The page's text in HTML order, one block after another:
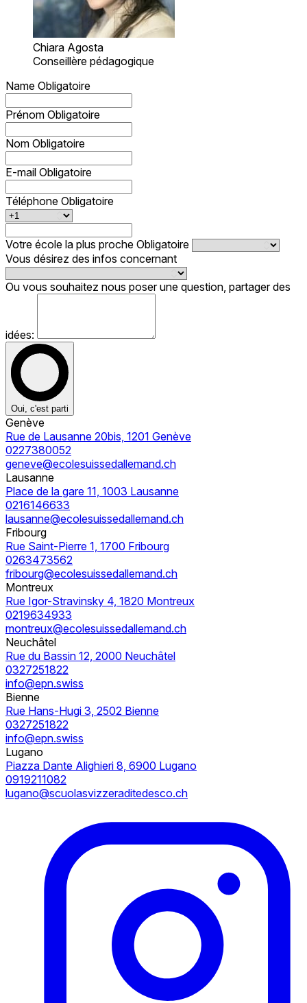
Chiara Agosta
Conseillère pédagogique
Name Obligatoire
Prénom Obligatoire
Nom Obligatoire
E-mail Obligatoire
Téléphone Obligatoire
Votre école la plus proche Obligatoire
Vous désirez des infos concernant
Ou vous souhaitez nous poser une question, partager des
idées:
Oui, c'est parti
Genève
Rue de Lausanne 20bis, 1201 Genève
0227380052
geneve@ecolesuissedallemand.ch
Lausanne
Place de la gare 11, 1003 Lausanne
0216146633
lausanne@ecolesuissedallemand.ch
Fribourg
Rue Saint-Pierre 1, 1700 Fribourg
0263473562
fribourg@ecolesuissedallemand.ch
Montreux
Rue Igor-Stravinsky 4, 1820 Montreux
0219634933
montreux@ecolesuissedallemand.ch
Neuchâtel
Rue du Bassin 12, 2000 Neuchâtel
0327251822
info@epn.swiss
Bienne
Rue Hans-Hugi 3, 2502 Bienne
0327251822
info@epn.swiss
Lugano
Piazza Dante Alighieri 8, 6900 Lugano
0919211082
lugano@scuolasvizzeraditedesco.ch